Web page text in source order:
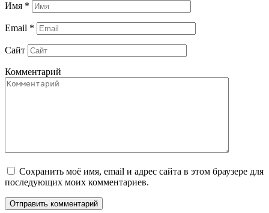
Имя *
Email *
Сайт
Комментарий
Сохранить моё имя, email и адрес сайта в этом браузере для
последующих моих комментариев.